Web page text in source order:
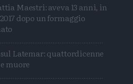
Maestri: aveva 13 anni, in
dopo un formaggio
Latemar: quattordicenne
muore